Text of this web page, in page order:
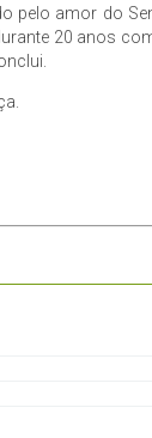
pelo amor do
20 anos